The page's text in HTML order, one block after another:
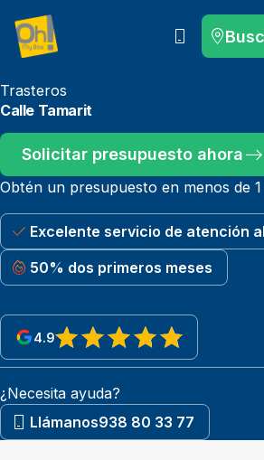
Llámanos
Trasteros
Calle Tamarit
Solicitar presupuesto ahora
Obtén un presupuesto en menos de
Excelente servicio de atención
50% dos primeros meses
4.9
View reviews on Google
¿Necesita ayuda?
Llámanos938 80 33 77